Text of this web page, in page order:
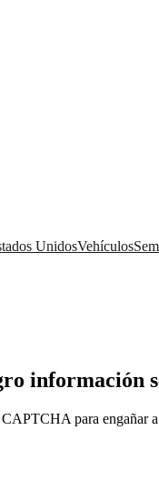
UnidosVehículos
información
para engañar